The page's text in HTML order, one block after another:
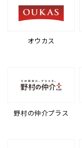
オウカス
野村の仲介プラス